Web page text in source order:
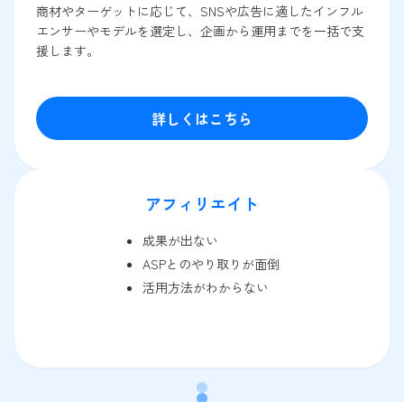
商材やターゲットに応じて、SNSや広告に適したインフル
エンサーやモデルを選定し、企画から運用までを一括で支
援します。
詳しくはこちら
アフィリエイト
成果が出ない
ASPとのやり取りが面倒
活用方法がわからない